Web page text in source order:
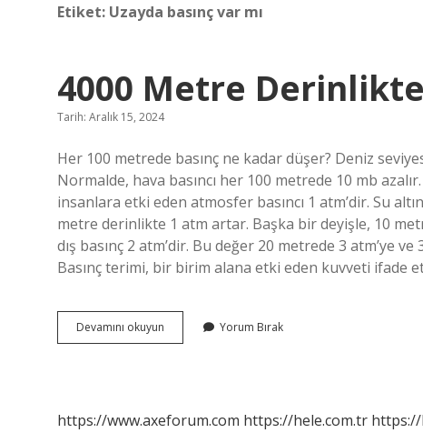
Etiket: Uzayda basınç var mı
4000 Metre
Tarih: Aralık 15, 2024
Her 100 metrede basınç ne kadar düşer? Deniz
Normalde, hava basıncı her 100 metrede 10 mb
insanlara etki eden atmosfer basıncı 1 atm’dir. Su
metre derinlikte 1 atm artar. Başka bir deyişle, 10
dış basınç 2 atm’dir. Bu değer 20 metrede 3 atm’ye
Basınç terimi, bir birim alana etki eden kuvveti ifade
Devamını okuyun
Metre
Yorum Bırak
https://www.axeforum.com https://hele.com.tr